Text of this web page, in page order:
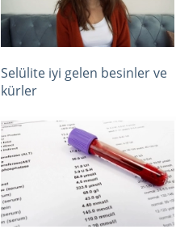
Selülite iyi gelen besinler ve
kürler